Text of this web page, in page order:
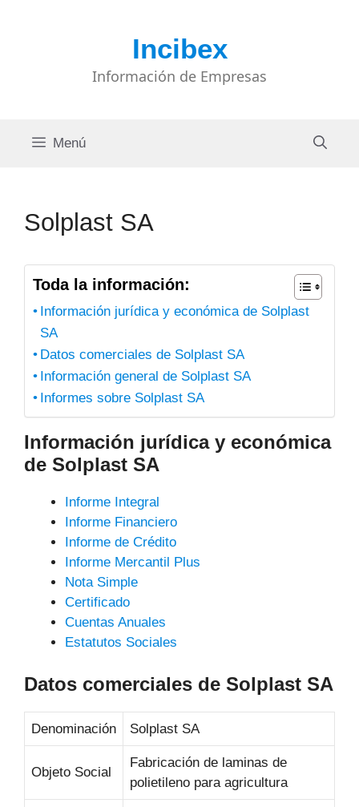
Incibex
Información de Empresas
Menú
Solplast SA
Toda la información:
Información jurídica y económica de Solplast
SA
Datos comerciales de Solplast SA
Información general de Solplast SA
Informes sobre Solplast SA
Información jurídica y económica
de Solplast SA
Informe Integral
Informe Financiero
Informe de Crédito
Informe Mercantil Plus
Nota Simple
Certificado
Cuentas Anuales
Estatutos Sociales
Datos comerciales de Solplast SA
Denominación Solplast SA
Objeto Social
Fabricación de laminas de
polietileno para agricultura